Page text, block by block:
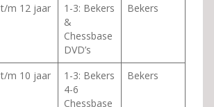
t/m 12 jaar
1-3: Bekers
&
Chessbase
DVD’s
Bekers
t/m 10 jaar
1-3: Bekers
4-6
Chessbase
Bekers